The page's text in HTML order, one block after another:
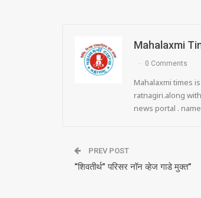
Mahalaxmi
0 Comments
Mahalaxmi times
ratnagiri.along
news portal .
PREV POST
“शिवतीर्थ” परिसर नॉन व्हेज गाडे मुक्त”